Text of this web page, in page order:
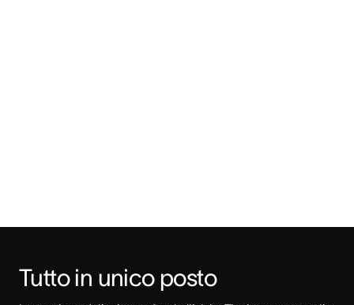
Tutto in unico posto